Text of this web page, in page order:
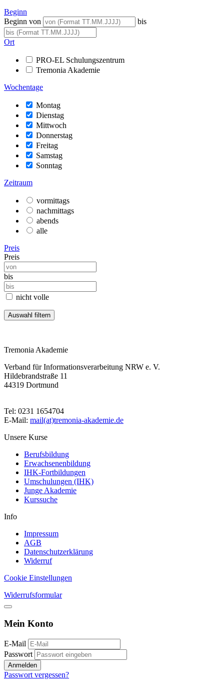
Beginn
Beginn von
bis
Ort
PRO-EL Schulungszentrum
Tremonia Akademie
Wochentage
Montag
Dienstag
Mittwoch
Donnerstag
Freitag
Samstag
Sonntag
Zeitraum
vormittags
nachmittags
abends
alle
Preis
Preis
bis
nicht volle
Tremonia Akademie
Verband für Informationsverarbeitung NRW e. V.
Hildebrandstraße 11
44319 Dortmund
Tel: 0231 1654704
E-Mail: mail(at)tremonia-akademie.de
Unsere Kurse
Berufsbildung
Erwachsenenbildung
IHK-Fortbildungen
Umschulungen (IHK)
Junge Akademie
Kurssuche
Info
Impressum
AGB
Datenschutzerklärung
Widerruf
Cookie Einstellungen
Widerrufsformular
Mein Konto
E-Mail
Passwort
Anmelden
Passwort vergessen?